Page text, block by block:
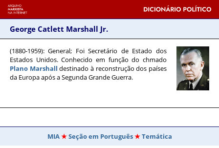
George Catlett Marshall Jr.
(1880-1959): General; Foi Secretário de Estado dos
Estados Unidos. Conhecido em função do chmado
Plano Marshall destinado à reconstrução dos países
da Europa após a Segunda Grande Guerra.
MIA Seção em Português Temática